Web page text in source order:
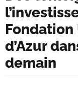
d’Azur
demain